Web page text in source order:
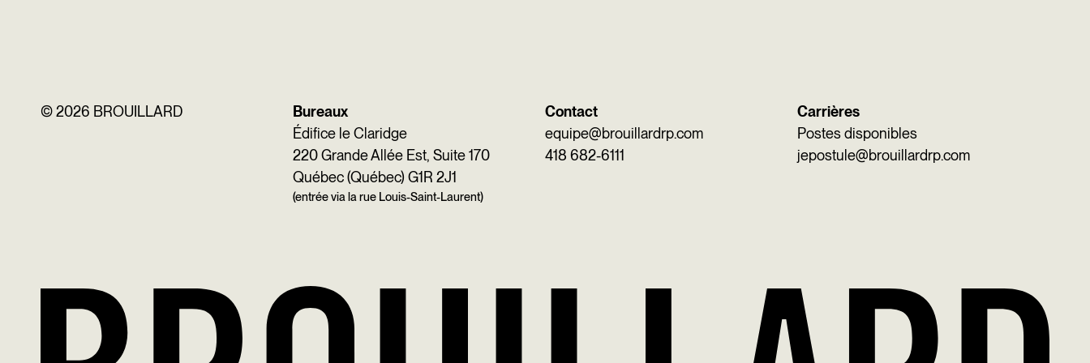
©2026 BROUILLARD
Bureaux
Édifice le Claridge
220 Grande Allée Est, Suite 170
Québec (Québec) G1R 2J1
(entrée via la rue Louis-Saint-Laurent)
Contact
equipe@brouillardrp.com
418 682-6111
Carrières
Postes disponibles
jepostule@brouillardrp.com